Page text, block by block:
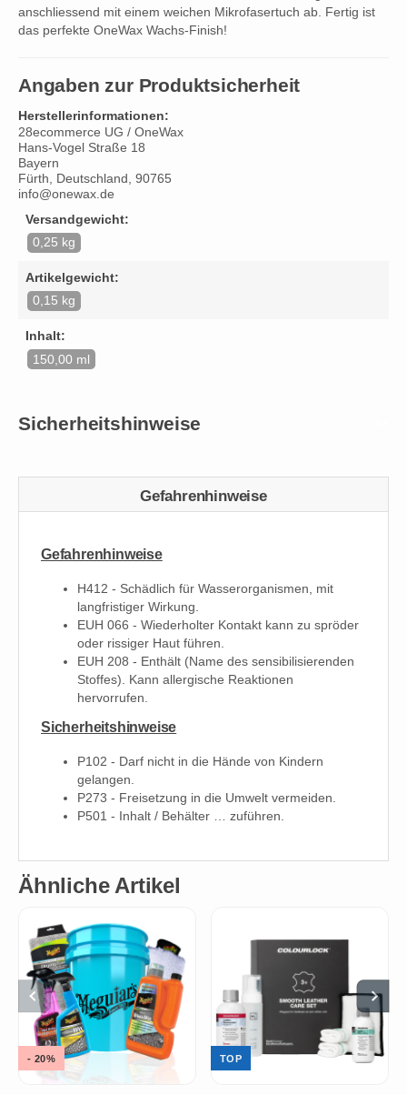
anschliessend mit einem weichen Mikrofasertuch ab. Fertig ist
das perfekte OneWax Wachs-Finish!
Angaben zur Produktsicherheit
Herstellerinformationen:
28ecommerce UG / OneWax
Hans-Vogel Straße 18
Bayern
Fürth, Deutschland, 90765
info@onewax.de
Versandgewicht:
0,25 kg
Artikelgewicht:
0,15 kg
Inhalt:
150,00 ml
Sicherheitshinweise
Gefahrenhinweise
Gefahrenhinweise
H412 - Schädlich für Wasserorganismen, mit
langfristiger Wirkung.
EUH 066 - Wiederholter Kontakt kann zu spröder
oder rissiger Haut führen.
EUH 208 - Enthält (Name des sensibilisierenden
Stoffes). Kann allergische Reaktionen
hervorrufen.
Sicherheitshinweise
P102 - Darf nicht in die Hände von Kindern
gelangen.
P273 - Freisetzung in die Umwelt vermeiden.
P501 - Inhalt / Behälter … zuführen.
Ähnliche Artikel
- 20% TOP